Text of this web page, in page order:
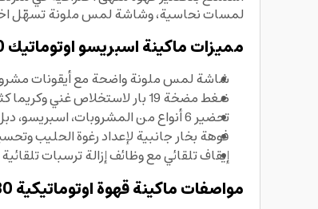
لمسات نحاسية، وشاشة لمس ملونة تسهّل
مميزات ماكينة اسبريسو اوتوماتيك Arzum Okka OK0030:
شاشة لمس ملونة واضحة مع أيقونات
ضغط مضخة 19 بار لاستخلاص غني وكريما كثيفة في كل كوب
تحضير 6 أنواع من المشروبات، اسبريسو، دبل اسبريسو، أمريكانو، آيس أمريكانو، قهوة مطحونة، رغوة حليب عبر فوهة البخار
فوهة بخار جانبية لإعداد رغوة الحليب
إيقاف تلقائي مع وظائف إزالة ترسبات
مواصفات ماكينة قهوة اوتوماتيكية Arzum Okka OK0030: